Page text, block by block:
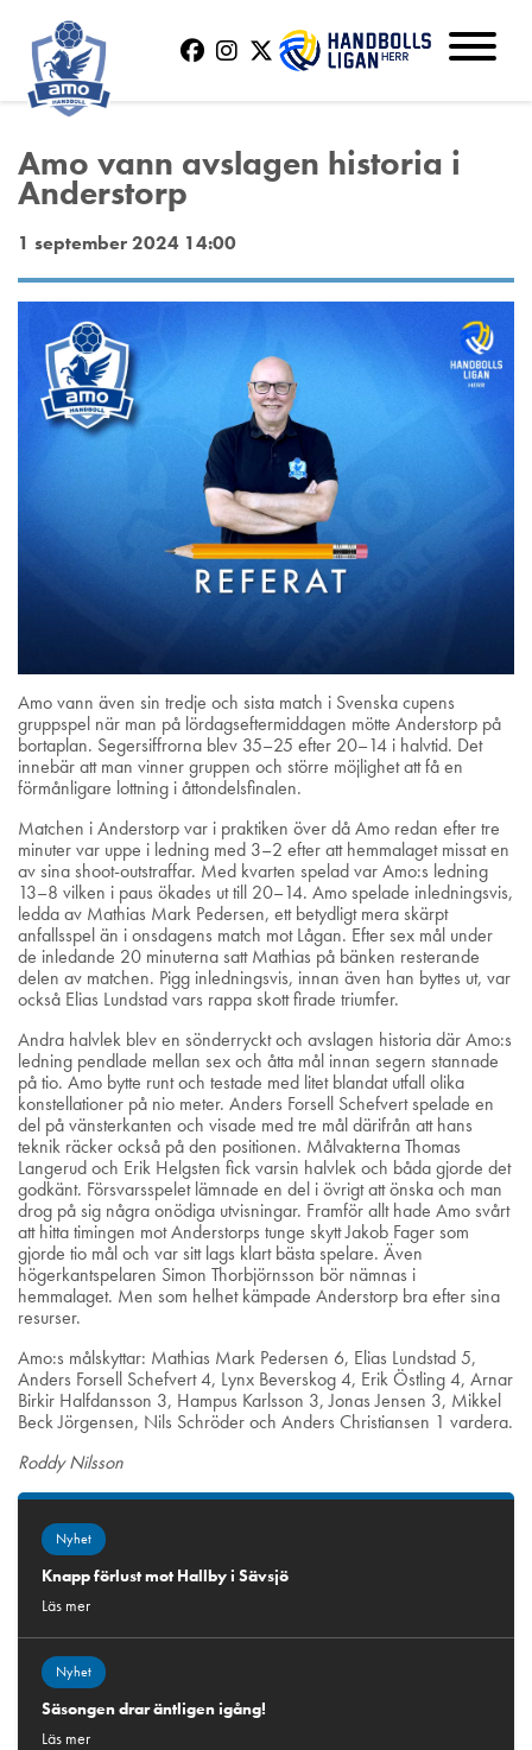
Amo vann avslagen historia i
Anderstorp
1 september 2024 14:00
Amo vann även sin tredje och sista match i Svenska cupens
gruppspel när man på lördagseftermiddagen mötte Anderstorp på
bortaplan. Segersiffrorna blev 35–25 efter 20–14 i halvtid. Det
innebär att man vinner gruppen och större möjlighet att få en
förmånligare lottning i åttondelsfinalen.
Matchen i Anderstorp var i praktiken över då Amo redan efter tre
minuter var uppe i ledning med 3–2 efter att hemmalaget missat en
av sina shoot-outstraffar. Med kvarten spelad var Amo:s ledning
13–8 vilken i paus ökades ut till 20–14. Amo spelade inledningsvis,
ledda av Mathias Mark Pedersen, ett betydligt mera skärpt
anfallsspel än i onsdagens match mot Lågan. Efter sex mål under
de inledande 20 minuterna satt Mathias på bänken resterande
delen av matchen. Pigg inledningsvis, innan även han byttes ut, var
också Elias Lundstad vars rappa skott firade triumfer.
Andra halvlek blev en sönderryckt och avslagen historia där Amo:s
ledning pendlade mellan sex och åtta mål innan segern stannade
på tio. Amo bytte runt och testade med litet blandat utfall olika
konstellationer på nio meter. Anders Forsell Schefvert spelade en
del på vänsterkanten och visade med tre mål därifrån att hans
teknik räcker också på den positionen. Målvakterna Thomas
Langerud och Erik Helgsten fick varsin halvlek och båda gjorde det
godkänt. Försvarsspelet lämnade en del i övrigt att önska och man
drog på sig några onödiga utvisningar. Framför allt hade Amo svårt
att hitta timingen mot Anderstorps tunge skytt Jakob Fager som
gjorde tio mål och var sitt lags klart bästa spelare. Även
högerkantspelaren Simon Thorbjörnsson bör nämnas i
hemmalaget. Men som helhet kämpade Anderstorp bra efter sina
resurser.
Amo:s målskyttar: Mathias Mark Pedersen 6, Elias Lundstad 5,
Anders Forsell Schefvert 4, Lynx Beverskog 4, Erik Östling 4, Arnar
Birkir Halfdansson 3, Hampus Karlsson 3, Jonas Jensen 3, Mikkel
Beck Jörgensen, Nils Schröder och Anders Christiansen 1 vardera.
Roddy Nilsson
Nyhet
Knapp förlust mot Hallby i Sävsjö
Läs mer
Nyhet
Säsongen drar äntligen igång!
Läs mer